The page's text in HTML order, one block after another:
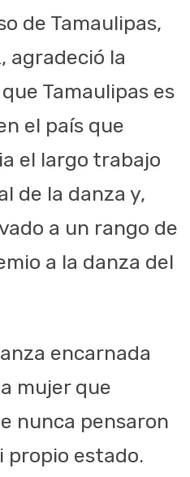
de Tamaulipas,
agradeció la
Tamaulipas es
el país que
el largo trabajo
de la danza y,
a un rango de
a la danza del
encarnada
mujer que
nunca pensaron
propio estado.